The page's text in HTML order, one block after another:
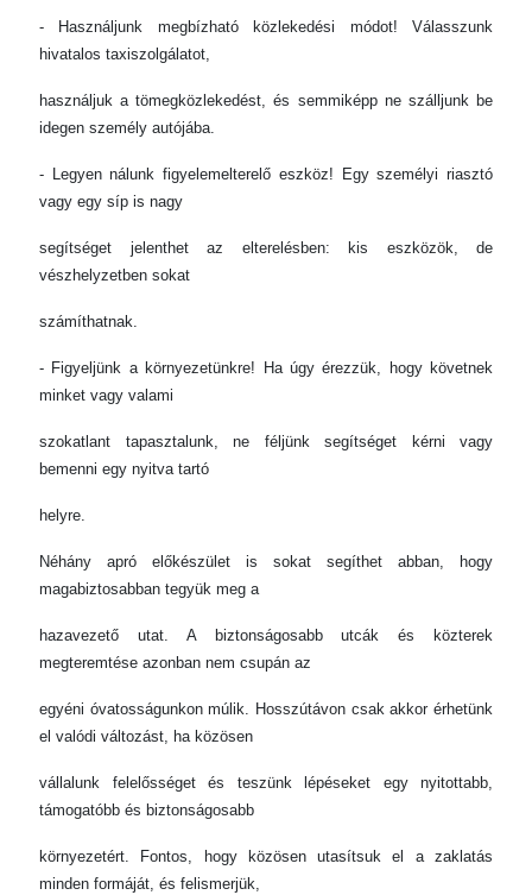
- Használjunk megbízható közlekedési módot! Válasszunk
hivatalos taxiszolgálatot,
használjuk a tömegközlekedést, és semmiképp ne szálljunk be
idegen személy autójába.
- Legyen nálunk figyelemelterelő eszköz! Egy személyi riasztó
vagy egy síp is nagy
segítséget jelenthet az elterelésben: kis eszközök, de
vészhelyzetben sokat
számíthatnak.
- Figyeljünk a környezetünkre! Ha úgy érezzük, hogy követnek
minket vagy valami
szokatlant tapasztalunk, ne féljünk segítséget kérni vagy
bemenni egy nyitva tartó
helyre.
Néhány apró előkészület is sokat segíthet abban, hogy
magabiztosabban tegyük meg a
hazavezető utat. A biztonságosabb utcák és közterek
megteremtése azonban nem csupán az
egyéni óvatosságunkon múlik. Hosszútávon csak akkor érhetünk
el valódi változást, ha közösen
vállalunk felelősséget és teszünk lépéseket egy nyitottabb,
támogatóbb és biztonságosabb
környezetért. Fontos, hogy közösen utasítsuk el a zaklatás
minden formáját, és felismerjük,